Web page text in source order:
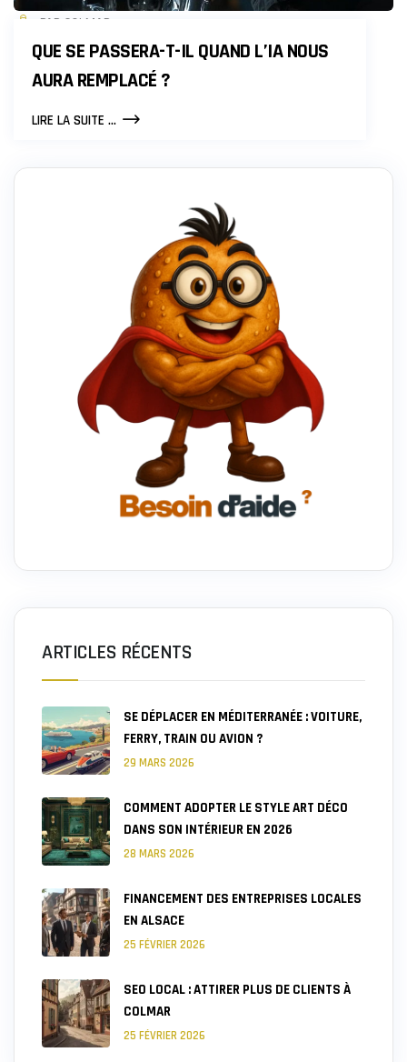
PAR COLMAR
QUE SE PASSERA-T-IL QUAND L’IA NOUS
AURA REMPLACÉ ?
LIRE LA SUITE ...QUE
T-
REMPLACÉ
ARTICLES RÉCENTS
SE DÉPLACER EN MÉDITERRANÉE : VOITURE,
FERRY, TRAIN OU AVION ?
29 MARS 2026
COMMENT ADOPTER LE STYLE ART DÉCO
DANS SON INTÉRIEUR EN 2026
28 MARS 2026
FINANCEMENT DES ENTREPRISES LOCALES
EN ALSACE
25 FÉVRIER 2026
SEO LOCAL : ATTIRER PLUS DE CLIENTS À
COLMAR
25 FÉVRIER 2026